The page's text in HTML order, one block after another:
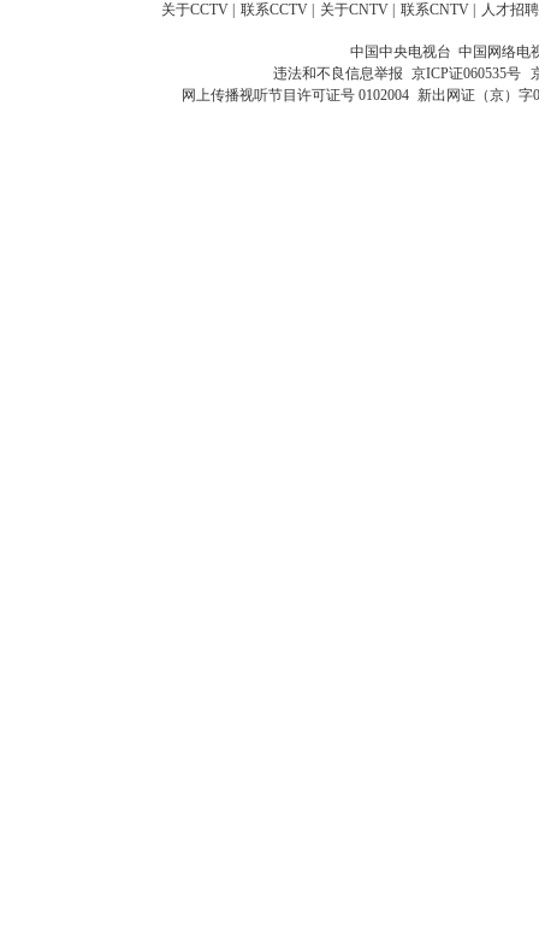
关于CCTV 联系CCTV 关于CNTV 联系CNTV 人才招聘
中国中央电视台 中国网络电
违法和不良信息举报 京ICP证060535号
网上传播视听节目许可证号 0102004 新出网证（京）